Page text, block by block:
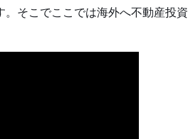
そこでここでは海外へ不動産投